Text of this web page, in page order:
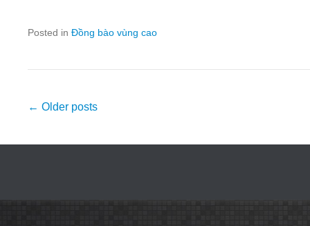
Posted in Đồng bào vùng cao
Post
← Older posts